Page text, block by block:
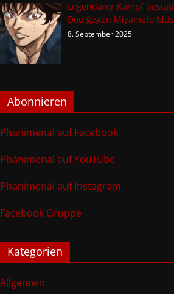
Legendärer Kampf
Dou gegen Miyamoto
8. September 2025
Abonnieren
Phanimenal auf Facebook
Phanimenal auf YouTube
Phanimenal auf Instagram
Facebook Gruppe
Kategorien
Allgemein